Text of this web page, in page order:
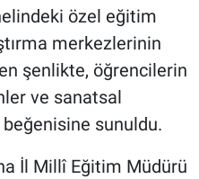
özel eğitim
merkezlerinin
şenlikte, öğrencilerin
ve sanatsal
sunuldu.
İl Millî Eğitim Müdürü